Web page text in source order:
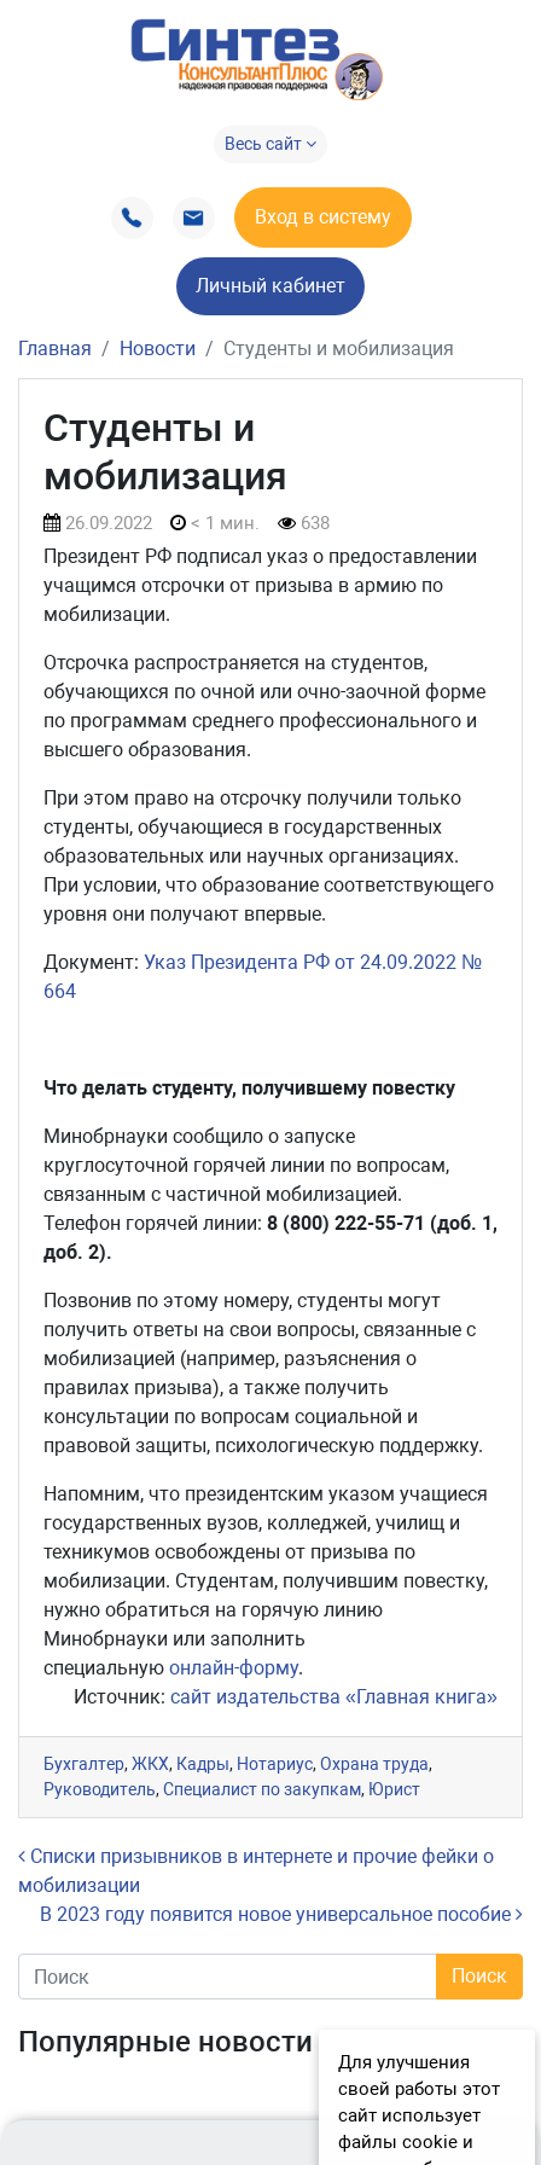
Весь сайт
Вход в систему
Личный кабинет
Главная Новости Студенты и мобилизация
Студенты и
мобилизация
26.09.2022 < 1 мин. 638
Президент РФ подписал указ о предоставлении
учащимся отсрочки от призыва в армию по
мобилизации.
Отсрочка распространяется на студентов,
обучающихся по очной или очно-заочной форме
по программам среднего профессионального и
высшего образования.
При этом право на отсрочку получили только
студенты, обучающиеся в государственных
образовательных или научных организациях.
При условии, что образование соответствующего
уровня они получают впервые.
Документ: Указ Президента РФ от 24.09.2022 №
664
Что делать студенту, получившему повестку
Минобрнауки сообщило о запуске
круглосуточной горячей линии по вопросам,
связанным с частичной мобилизацией.
Телефон горячей линии: 8 (800) 222-55-71 (доб. 1,
доб. 2).
Позвонив по этому номеру, студенты могут
получить ответы на свои вопросы, связанные с
мобилизацией (например, разъяснения о
правилах призыва), а также получить
консультации по вопросам социальной и
правовой защиты, психологическую поддержку.
Напомним, что президентским указом учащиеся
государственных вузов, колледжей, училищ и
техникумов освобождены от призыва по
мобилизации. Студентам, получившим повестку,
нужно обратиться на горячую линию
Минобрнауки или заполнить
специальную онлайн-форму.
Источник: сайт издательства «Главная книга»
Бухгалтер,ЖКХ, Кадры, Нотариус,Охрана труда,
Руководитель,Специалист по закупкам, Юрист
Навигация по записям
Списки призывников в интернете и прочие фейки о
мобилизации
В 2023 году появится новое универсальное пособие
Популярные новости
Для улучшения
своей работы этот
сайт использует
файлы cookie и